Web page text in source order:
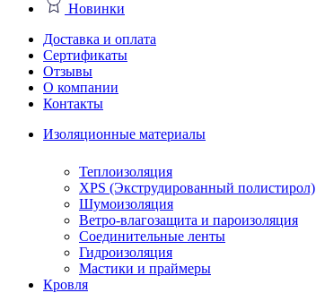
Новинки
Доставка и оплата
Сертификаты
Отзывы
О компании
Контакты
Изоляционные материалы
Теплоизоляция
XPS (Экструдированный полистирол)
Шумоизоляция
Ветро-влагозащита и пароизоляция
Соединительные ленты
Гидроизоляция
Мастики и праймеры
Кровля